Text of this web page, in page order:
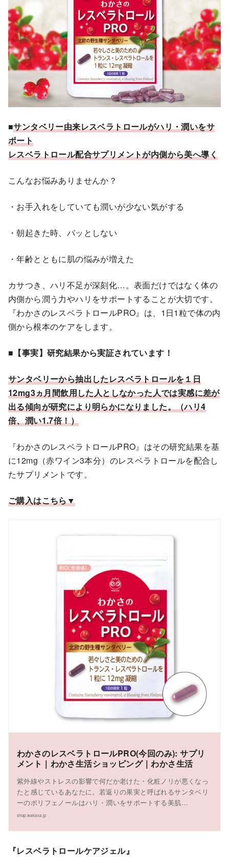
■サンタベリー由来レスベラトロールがハリ・潤いをサ
ポート
レスベラトロール配合サプリメントが内側から美へ導く
こんなお悩みありませんか？
・お手入れをしていても潤いが少ない気がする
・朝起きた時、パッとしない
・年齢とともに肌の悩みが増えた
カサつき、ハリ不足が深刻化…。表面だけではなく体の
内側から潤う力やハリをサポートすることが大切です。
『わかさのレスベラトロールPRO』は、1日1粒で体の内
側から根本のケアをします。
■ 【事実】研究結果から実証されています！
サンタベリーから抽出したレスベラトロールを１日
12mg3ヵ月間飲用した人としなかった人では実感に差が
出る傾向が研究により明らかになりました。（ハリ4
倍、潤い1.7倍！）
『わかさのレスベラトロールPRO』はその研究結果を基
に12mg（赤ワイン3本分）のレスベラトロールを配合し
たサプリメントです。
ご購入はこちら▼
わかさのレスベラトロールPRO(今回のみ): サプリ
メント｜わかさ生活ショッピング｜わかさ生活
紫外線やストレスの影響で何だか老けた・化粧ノリが悪くなっ
たと感じているあなたに。若返りの果実と呼ばれるサンタベリ
ーのポリフェノールはハリ・潤いをサポートする美肌…
shop.wakasa.jp
『レスベラトロールケアジェル』